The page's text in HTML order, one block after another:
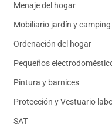
Menaje del hogar
Mobiliario jardín y camping
Ordenación del hogar
Pequeños
Pintura y barnices
Protección y Vestuario
SAT